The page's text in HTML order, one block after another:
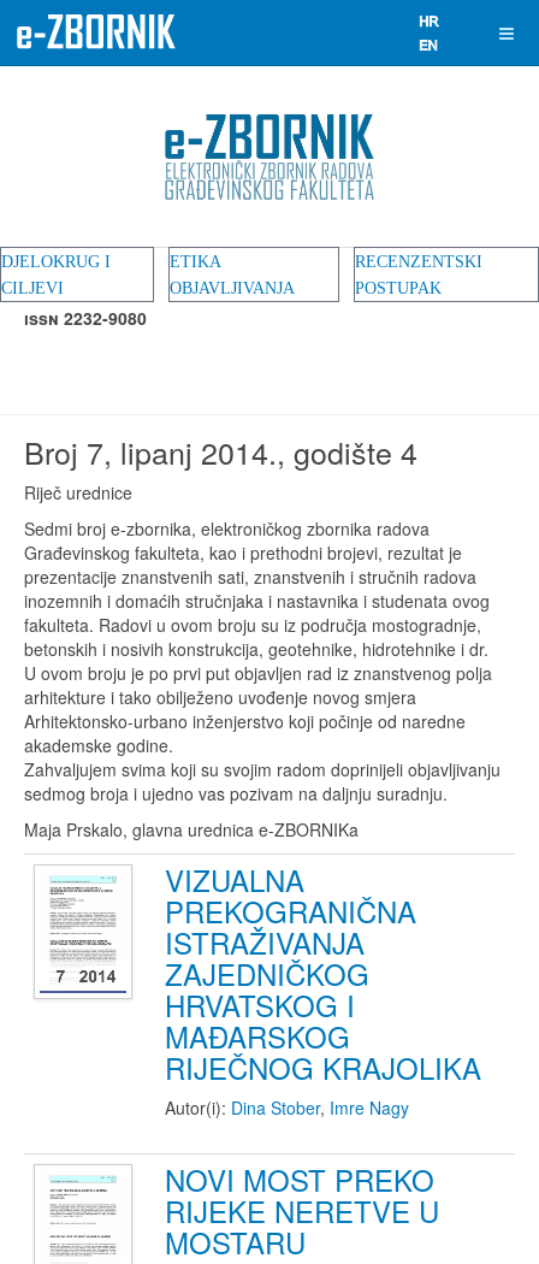
DJELOKRUG I
CILJEVI
ETIKA
OBJAVLJIVANJA
RECENZENTSKI
POSTUPAK
ISSN 2232-9080
Broj 7, lipanj 2014., godište 4
Riječ urednice
Sedmi broj e-zbornika, elektroničkog zbornika radova
Građevinskog fakulteta, kao i prethodni brojevi, rezultat je
prezentacije znanstvenih sati, znanstvenih i stručnih radova
inozemnih i domaćih stručnjaka i nastavnika i studenata ovog
fakulteta. Radovi u ovom broju su iz područja mostogradnje,
betonskih i nosivih konstrukcija, geotehnike, hidrotehnike i dr.
U ovom broju je po prvi put objavljen rad iz znanstvenog polja
arhitekture i tako obilježeno uvođenje novog smjera
Arhitektonsko-urbano inženjerstvo koji počinje od naredne
akademske godine.
Zahvaljujem svima koji su svojim radom doprinijeli objavljivanju
sedmog broja i ujedno vas pozivam na daljnju suradnju.
Maja Prskalo, glavna urednica e-ZBORNIKa
VIZUALNA
PREKOGRANIČNA
ISTRAŽIVANJA
ZAJEDNIČKOG
HRVATSKOG I
MAĐARSKOG
RIJEČNOG KRAJOLIKA
Autor(i): Dina Stober, Imre Nagy
NOVI MOST PREKO
RIJEKE NERETVE U
MOSTARU